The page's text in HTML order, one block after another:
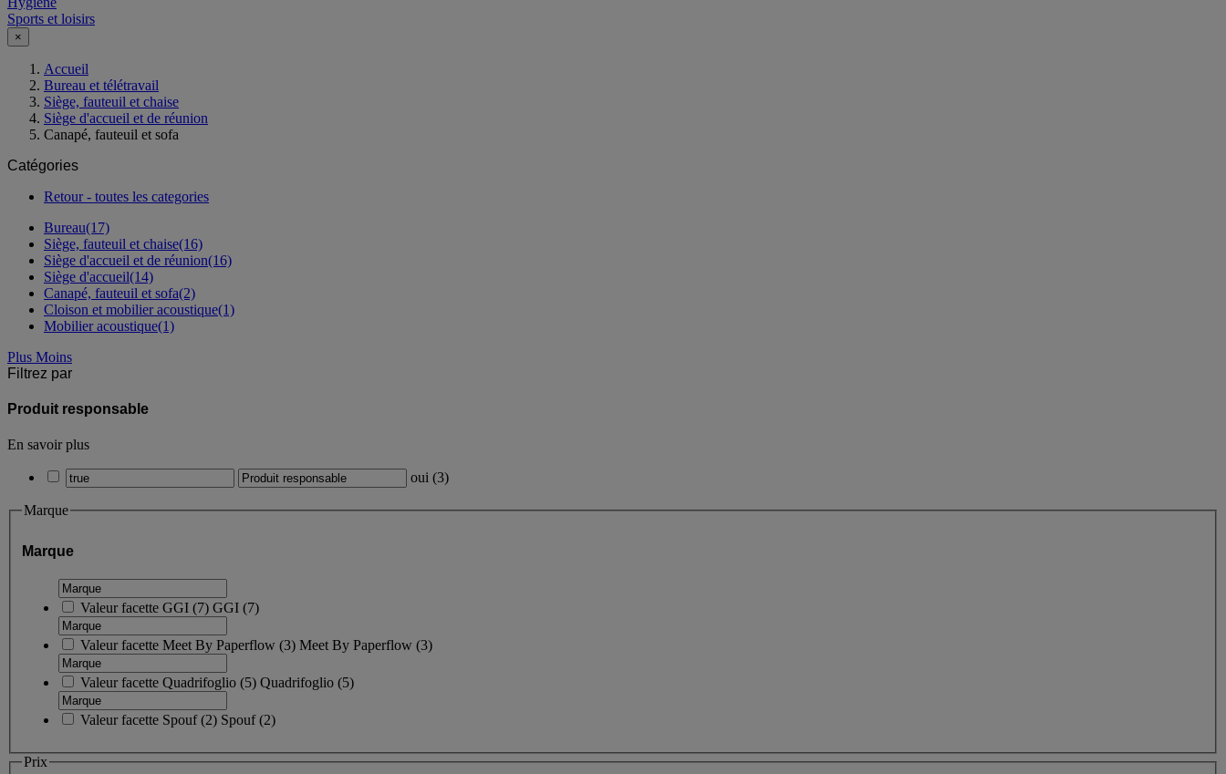
Sports et loisirs
×
Accueil
Bureau et télétravail
Siège, fauteuil et chaise
Siège d'accueil et de réunion
Canapé, fauteuil et sofa
Catégories
Retour - toutes les categories
Bureau(17)
Siège, fauteuil et chaise(16)
Siège d'accueil et de réunion(16)
Siège d'accueil(14)
Canapé, fauteuil et sofa(2)
Cloison et mobilier acoustique(1)
Mobilier acoustique(1)
Plus Moins
Filtrez par
Produit responsable
En savoir plus
oui (3)
Marque
Marque
Valeur facette GGI (7) GGI (7)
Valeur facette Meet By Paperflow (3) Meet By Paperflow (3)
Valeur facette Quadrifoglio (5) Quadrifoglio (5)
Valeur facette Spouf(2) Spouf(2)
Prix